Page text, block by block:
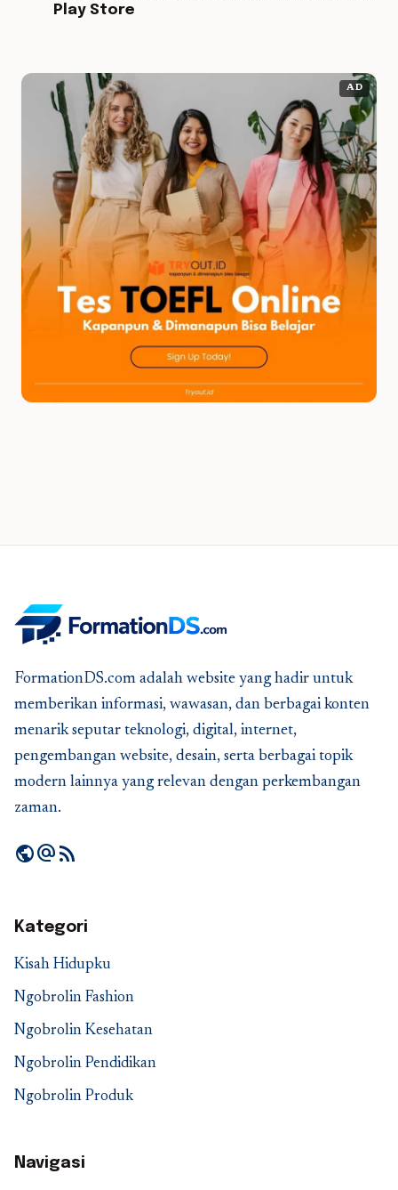
Play Store
AD
FormationDS.com adalah website yang hadir untuk
memberikan informasi, wawasan, dan berbagai konten
menarik seputar teknologi, digital, internet,
pengembangan website, desain, serta berbagai topik
modern lainnya yang relevan dengan perkembangan
zaman.
publicalternate_emailrss_feed
Kategori
Kisah Hidupku
Ngobrolin Fashion
Ngobrolin Kesehatan
Ngobrolin Pendidikan
Ngobrolin Produk
Navigasi